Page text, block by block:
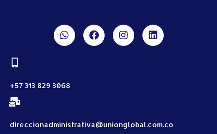
+57 313 829 3068
direccionadministrativa@unionglobal.com.co